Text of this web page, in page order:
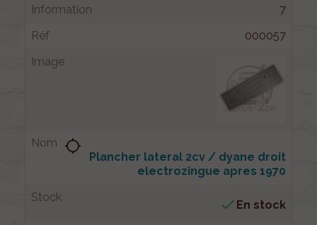
7
000057
Plancher lateral 2cv / dyane droit
electrozingue apres 1970
location_searching
 En stock